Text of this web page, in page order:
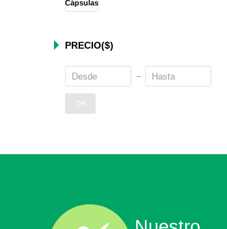
Cápsulas
PRECIO($)
OK